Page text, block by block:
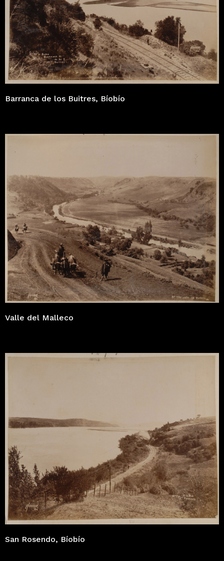
Barranca de los Buitres, Bíobío
Valle del Malleco
San Rosendo, Bíobío